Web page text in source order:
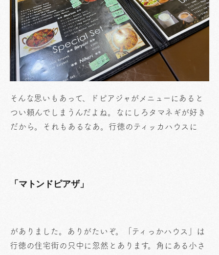
そんな思いもあって、ドピアジャがメニューにあると
つい頼んでしまうんだよね。なにしろタマネギが好き
だから。それもあるなあ。行徳のティッカハウスに
「マトンドピアザ」
がありました。ありがたいぞ。「ティっかハウス」は
行徳の住宅街の只中に忽然とあります。角にある小さ